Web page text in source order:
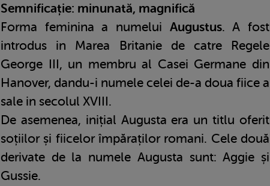
Semnificație: minunată, magnifică
Forma feminina a numelui Augustus. A fost
introdus in Marea Britanie de catre Regele
George III, un membru al Casei Germane din
Hanover, dandu-i numele celei de-a doua fiice a
sale in secolul XVIII.
De asemenea, inițial Augusta era un titlu oferit
soțiilor și fiicelor împăraților romani. Cele două
derivate de la numele Augusta sunt: Aggie și
Gussie.